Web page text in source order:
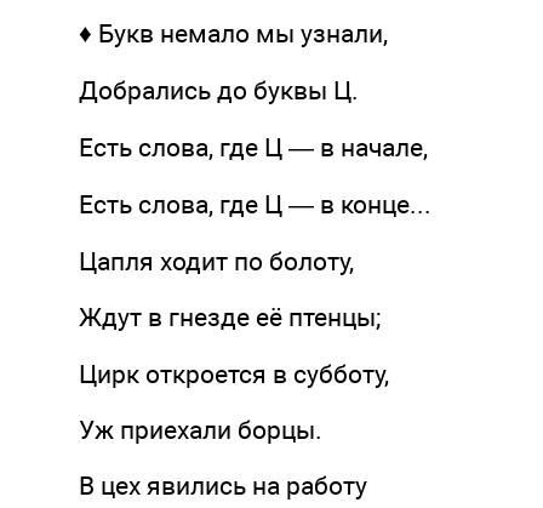
♦ Букв немало мы узнали,
Добрались до буквы Ц.
Есть слова, где Ц — в начале,
Есть слова, где Ц — в конце...
Цапля ходит по болоту,
Ждут в гнезде её птенцы;
Цирк откроется в субботу,
Уж приехали борцы.
В цех явились на работу